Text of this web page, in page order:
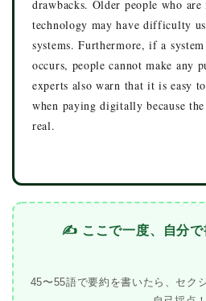
drawbacks. Older people who
technology may have difficulty
systems. Furthermore, if a
occurs, people cannot make any
experts also warn that it is easy
when paying digitally because
real.
✍️ ここで一度、自分で
45〜55語で要約を書いたら、セク